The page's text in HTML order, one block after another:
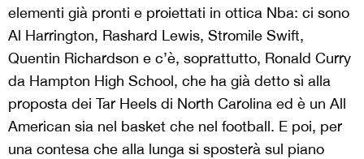
elementi già pronti e proiettati in ottica Nba: ci sono
Al Harrington, Rashard Lewis, Stromile Swift,
Quentin Richardson e c’è, soprattutto, Ronald Curry
da Hampton High School, che ha già detto sì alla
proposta dei Tar Heels di North Carolina ed è un All
American sia nel basket che nel football. E poi, per
una contesa che alla lunga si sposterà sul piano